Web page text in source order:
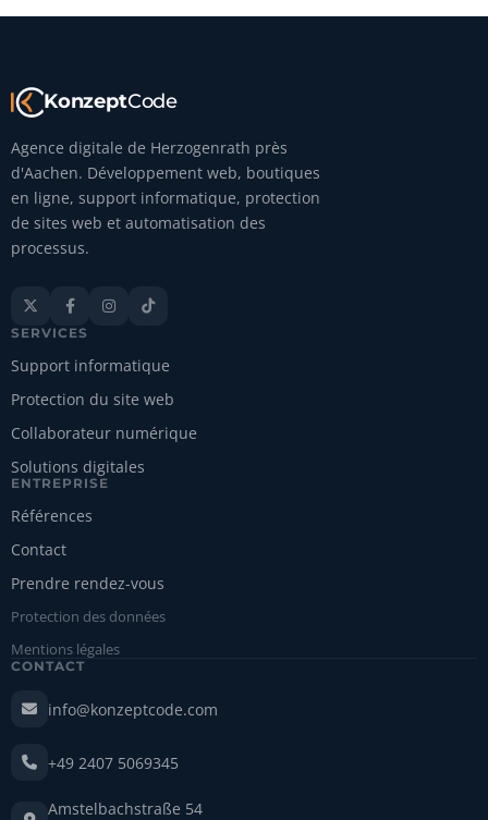
KonzeptCode
Agence digitale de Herzogenrath près
d'Aachen. Développement web, boutiques
en ligne, support informatique, protection
de sites web et automatisation des
processus.
   
SERVICES
Support informatique
Protection du site web
Collaborateur numérique
Solutions digitales
ENTREPRISE
Références
Contact
Prendre rendez-vous
Protection des données
Mentions légales
CONTACT
info@konzeptcode.com
+49 2407 5069345
Amstelbachstraße 54